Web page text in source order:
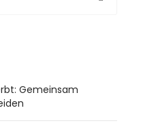
Gemeinsam